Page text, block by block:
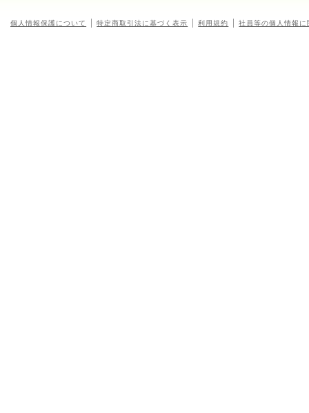
個人情報保護について 特定商取引法に基づく表示 利用規約 社員等の個人情報